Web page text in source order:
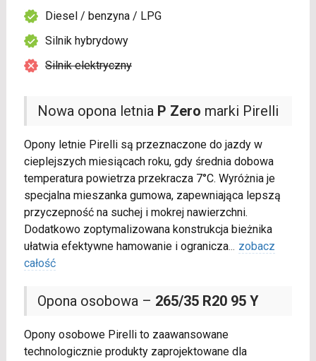
Nowa opona letnia P Zero marki Pirelli
Opony letnie Pirelli są przeznaczone do jazdy w
cieplejszych miesiącach roku, gdy średnia dobowa
temperatura powietrza przekracza 7°C. Wyróżnia je
specjalna mieszanka gumowa, zapewniająca lepszą
przyczepność na suchej i mokrej nawierzchni.
Dodatkowo zoptymalizowana konstrukcja bieżnika
ułatwia efektywne hamowanie i ogranicza... zobacz
całość
Opona osobowa – 265/35 R20 95 Y
Opony osobowe Pirelli to zaawansowane
technologicznie produkty zaprojektowane dla
Diesel / benzyna / LPG
Silnik hybrydowy
Silnik elektryczny